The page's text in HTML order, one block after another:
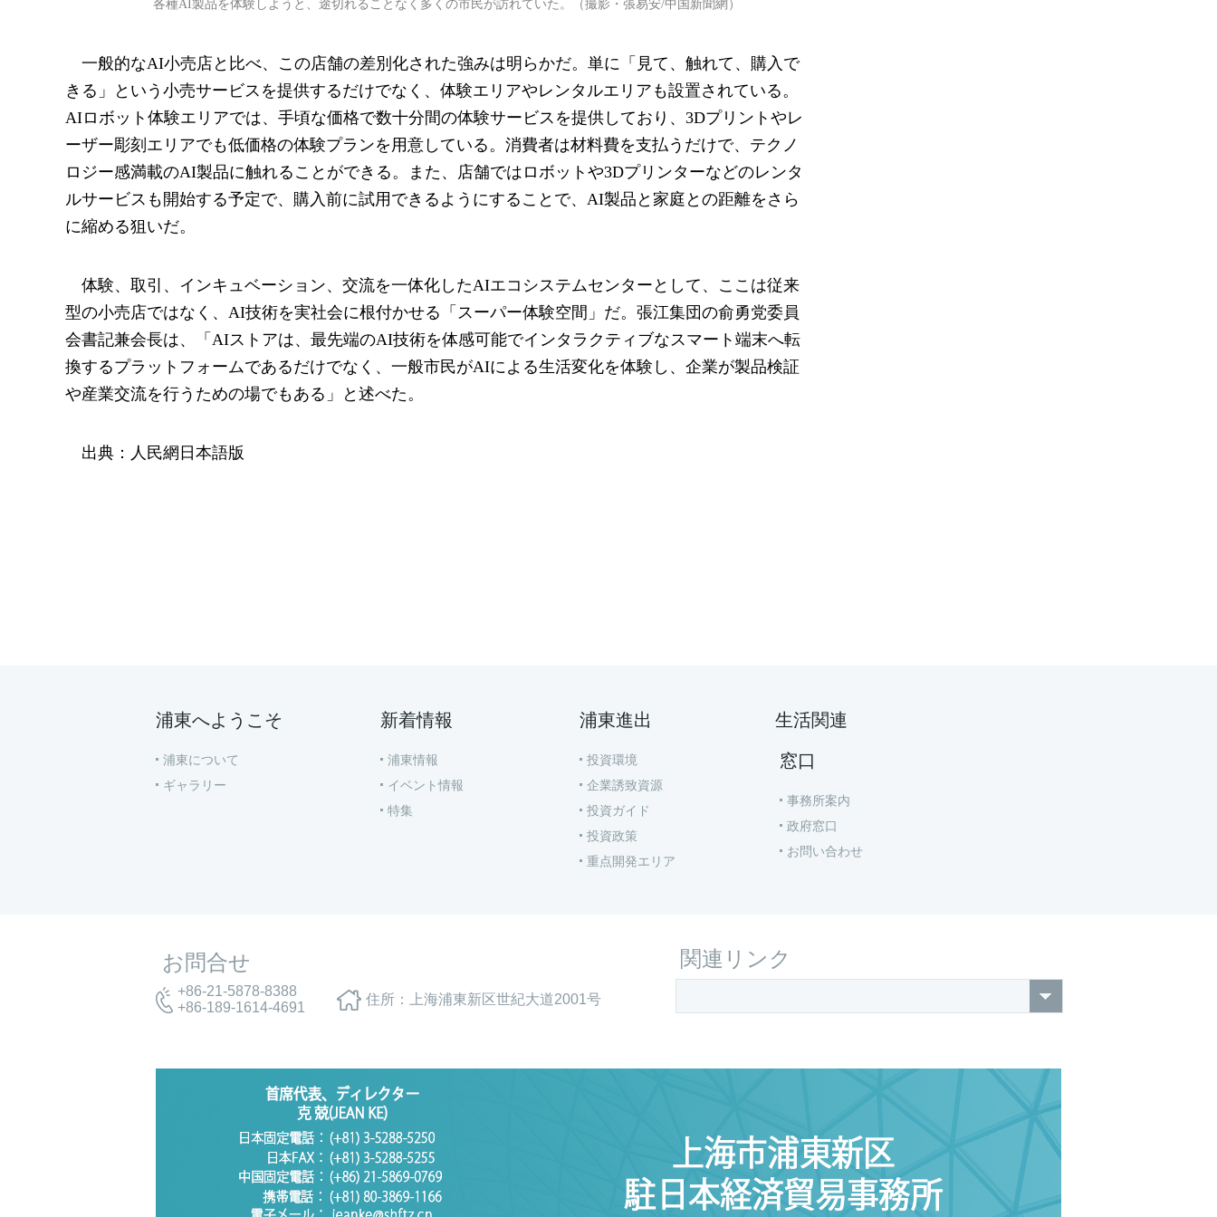
各種AI製品を体験しようと、途切れることなく多くの市民が訪れていた。（撮影・張易安/中国新聞網）
一般的なAI小売店と比べ、この店舗の差別化された強みは明らかだ。単に「見て、触れて、購入で
きる」という小売サービスを提供するだけでなく、体験エリアやレンタルエリアも設置されている。
AIロボット体験エリアでは、手頃な価格で数十分間の体験サービスを提供しており、3Dプリントやレ
ーザー彫刻エリアでも低価格の体験プランを用意している。消費者は材料費を支払うだけで、テクノ
ロジー感満載のAI製品に触れることができる。また、店舗ではロボットや3Dプリンターなどのレンタ
ルサービスも開始する予定で、購入前に試用できるようにすることで、AI製品と家庭との距離をさら
に縮める狙いだ。
体験、取引、インキュベーション、交流を一体化したAIエコシステムセンターとして、ここは従来
型の小売店ではなく、AI技術を実社会に根付かせる「スーパー体験空間」だ。張江集団の俞勇党委員
会書記兼会長は、「AIストアは、最先端のAI技術を体感可能でインタラクティブなスマート端末へ転
換するプラットフォームであるだけでなく、一般市民がAIによる生活変化を体験し、企業が製品検証
や産業交流を行うための場でもある」と述べた。
出典：人民網日本語版
浦東へようこそ
浦東について
ギャラリー
新着情報
浦東情報
イベント情報
特集
浦東進出
投資環境
企業誘致資源
投資ガイド
投資政策
重点開発エリア
生活関連
窓口
事務所案内
政府窓口
お問い合わせ
お問合せ
+86-21-5878-8388
+86-189-1614-4691
住所：上海浦東新区世紀大道2001号
関連リンク